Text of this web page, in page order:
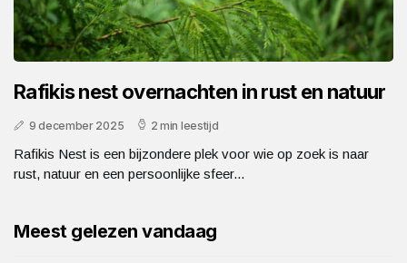
Rafikis nest overnachten in rust en natuur
9 december 2025 2 min leestijd
Rafikis Nest is een bijzondere plek voor wie op zoek is naar
rust, natuur en een persoonlijke sfeer...
Meest gelezen vandaag